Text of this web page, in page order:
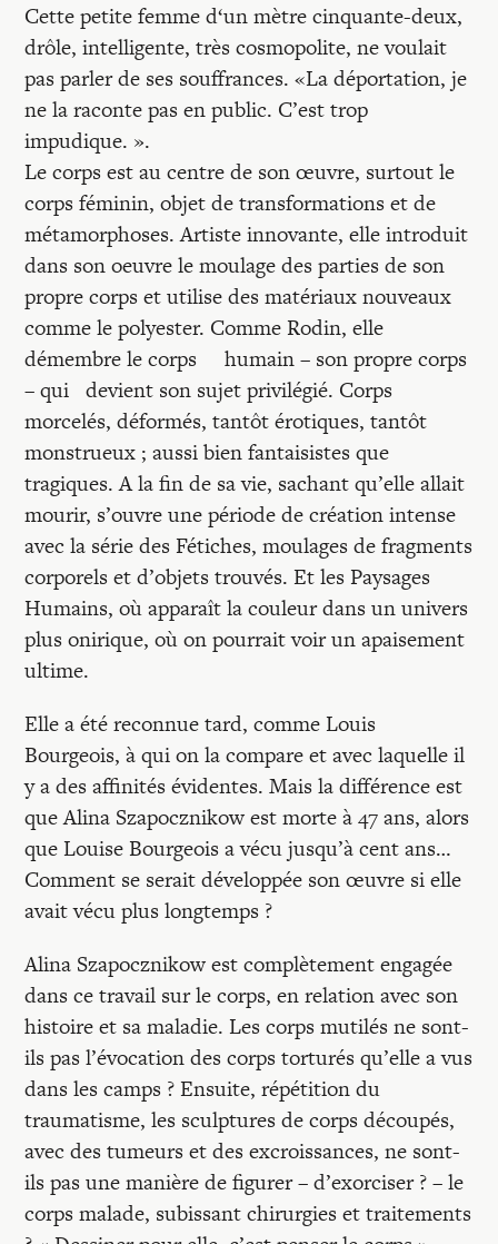
Cette petite femme d‘un mètre cinquante-deux,
drôle, intelligente, très cosmopolite, ne voulait
pas parler de ses souffrances. «La déportation, je
ne la raconte pas en public. C’est trop
impudique. ».
Le corps est au centre de son œuvre, surtout le
corps féminin, objet de transformations et de
métamorphoses. Artiste innovante, elle introduit
dans son oeuvre le moulage des parties de son
propre corps et utilise des matériaux nouveaux
comme le polyester. Comme Rodin, elle
démembre le corps humain – son propre corps
– qui devient son sujet privilégié. Corps
morcelés, déformés, tantôt érotiques, tantôt
monstrueux ; aussi bien fantaisistes que
tragiques. A la fin de sa vie, sachant qu’elle allait
mourir, s’ouvre une période de création intense
avec la série des Fétiches, moulages de fragments
corporels et d’objets trouvés. Et les Paysages
Humains, où apparaît la couleur dans un univers
plus onirique, où on pourrait voir un apaisement
ultime.
Elle a été reconnue tard, comme Louis
Bourgeois, à qui on la compare et avec laquelle il
y a des affinités évidentes. Mais la différence est
que Alina Szapocznikow est morte à 47 ans, alors
que Louise Bourgeois a vécu jusqu’à cent ans…
Comment se serait développée son œuvre si elle
avait vécu plus longtemps ?
Alina Szapocznikow est complètement engagée
dans ce travail sur le corps, en relation avec son
histoire et sa maladie. Les corps mutilés ne sont-
ils pas l’évocation des corps torturés qu’elle a vus
dans les camps ? Ensuite, répétition du
traumatisme, les sculptures de corps découpés,
avec des tumeurs et des excroissances, ne sont-
ils pas une manière de figurer – d’exorciser ? – le
corps malade, subissant chirurgies et traitements